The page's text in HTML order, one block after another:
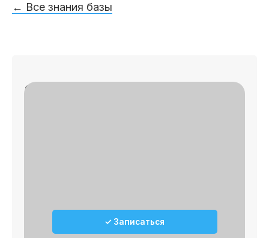
← Все знания базы
Записаться на приём
✓ Записаться